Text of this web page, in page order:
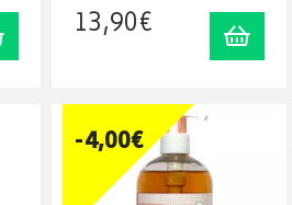
Ajouter au panier
13,90€
-4,00€